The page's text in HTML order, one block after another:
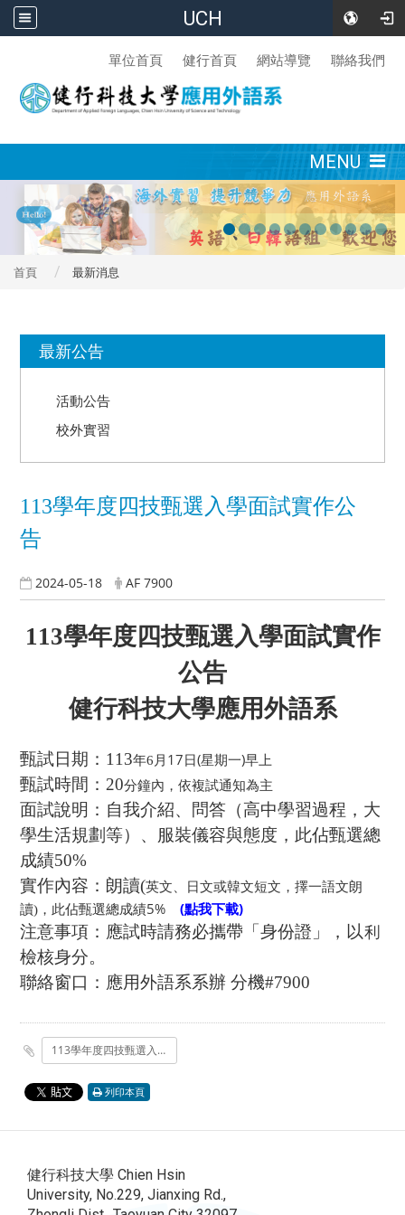
UCH
單位首頁 健行首頁 網站導覽 聯絡我們
MENU
首頁 最新消息
最新公告
活動公告
校外實習
113學年度四技甄選入學面試實作公
告
2024-05-18 AF 7900
113學年度四技甄選入學面試實作
公告
健行科技大學應用外語系
甄試日期：113年6 月17日(星期一)早上
甄試時間：20分鐘內，依複試通知為主
面試說明：自我介紹、問答（高中學習過程，大
學生活規劃等）、服裝儀容與態度，此佔甄選總
成績50%
實作內容：朗讀(英文、日文或韓文短文，擇一語文朗
讀) ，此佔甄選總成績5%(點我下載)
注意事項：應試時請務必攜帶「身份證」，以利
檢核身分。
聯絡窗口：應用外語系系辦 分機#7900
113學年度四技甄選入學面試實作公告.docx
列印本頁
健行科技大學 Chien Hsin
University, No.229, Jianxing Rd.,